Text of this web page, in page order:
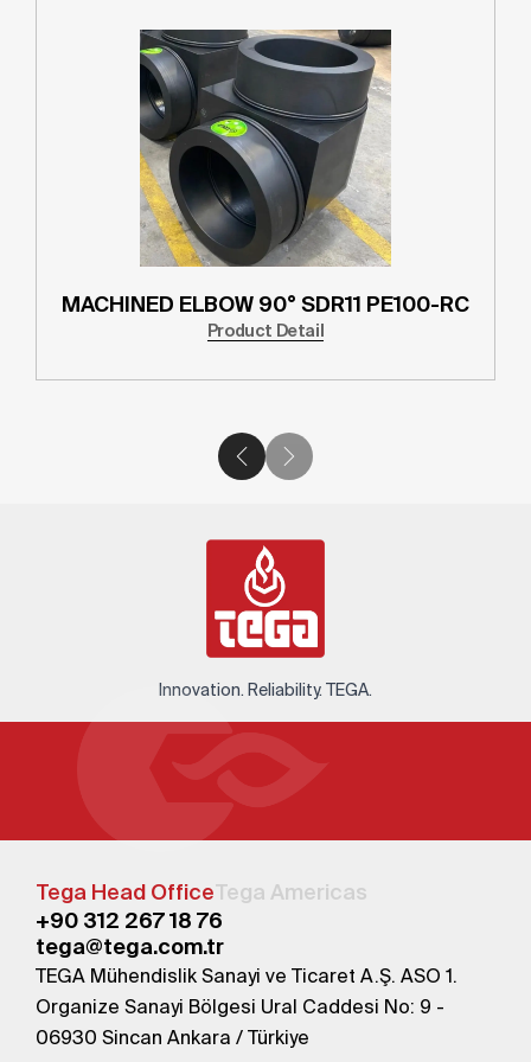
MACHINED ELBOW 90° SDR11 PE100-RC
Product Detail
Innovation. Reliability. TEGA.
Tega Head OfficeTega Americas
+90 312 267 18 76
tega@tega.com.tr
TEGA Mühendislik Sanayi ve Ticaret A.Ş. ASO 1.
Organize Sanayi Bölgesi Ural Caddesi No: 9 -
06930 Sincan Ankara / Türkiye